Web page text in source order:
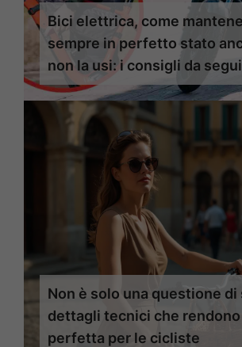
Bici elettrica, come
sempre in perfetto stato
non la usi: i consigli da
Non è solo una questione di
dettagli tecnici che rendono
perfetta per le cicliste